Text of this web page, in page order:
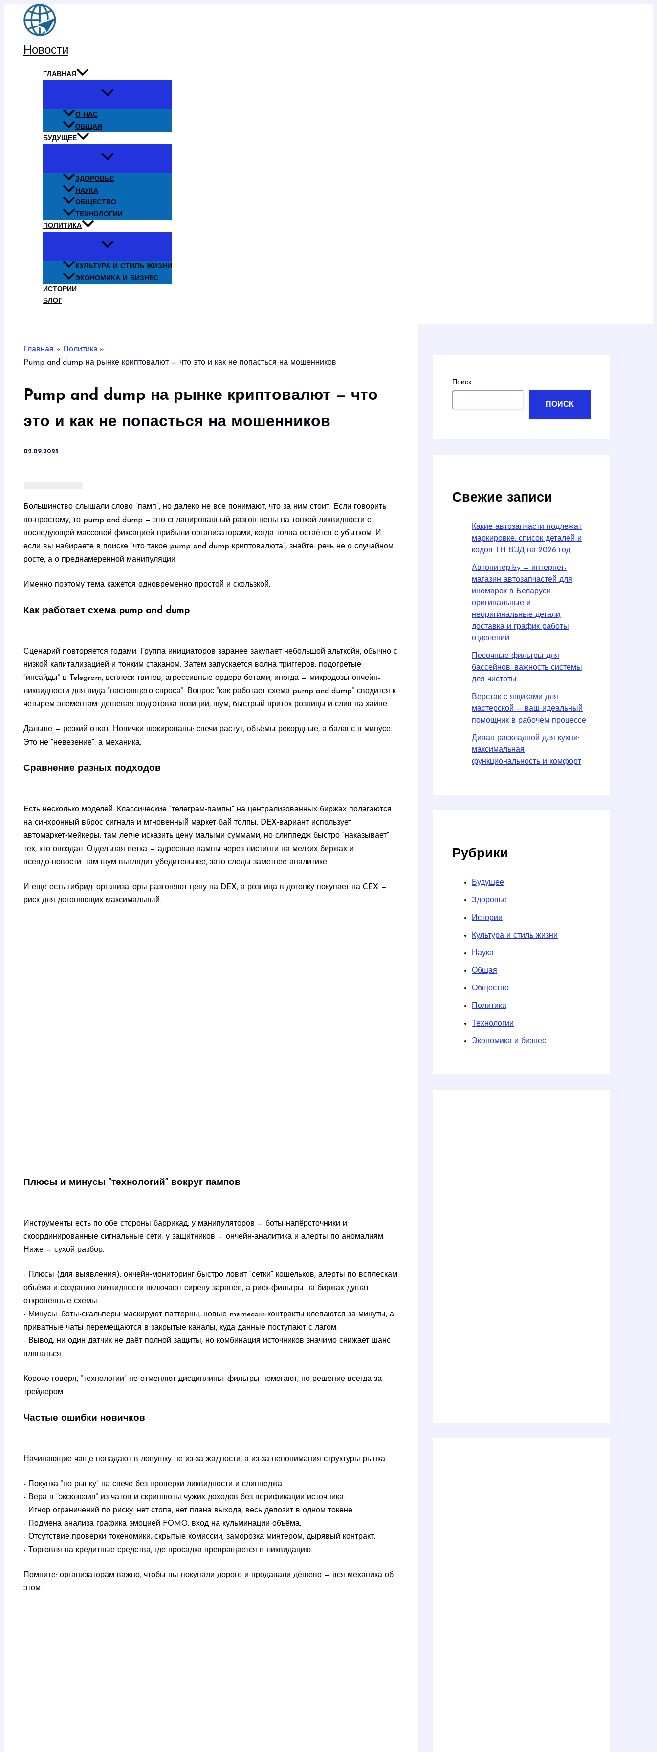
Перейти
содержимому
Новости
ГЛАВНАЯ
О НАС
ОБЩАЯ
БУДУЩЕЕ
ЗДОРОВЬЕ
НАУКА
ОБЩЕСТВО
ТЕХНОЛОГИИ
ПОЛИТИКА
КУЛЬТУРА И СТИЛЬ ЖИЗНИ
ЭКОНОМИКА И БИЗНЕС
ИСТОРИИ
БЛОГ
Главная
Политика
Pump and dump на рынке криптовалют — что это и как не попасться на мошенников
Pump and dump на рынке криптовалют — что
это и как не попасться на мошенников
02.09.2025
Большинство слышали слово “памп”, но далеко не все понимают, что за ним стоит. Если говорить
по‑простому, то pump and dump — это спланированный разгон цены на тонкой ликвидности с
последующей массовой фиксацией прибыли организаторами, когда толпа остаётся с убытком. И
если вы набираете в поиске “что такое pump and dump криптовалюта”, знайте: речь не о случайном
росте, а о преднамеренной манипуляции.
Именно поэтому тема кажется одновременно простой и скользкой.
Как работает схема pump and dump
Сценарий повторяется годами. Группа инициаторов заранее закупает небольшой альткойн, обычно с
низкой капитализацией и тонким стаканом. Затем запускается волна триггеров: подогретые
“инсайды” в Telegram, всплеск твитов, агрессивные ордера ботами, иногда — микродозы ончейн-
ликвидности для вида “настоящего спроса”. Вопрос “как работает схема pump and dump” сводится к
четырём элементам: дешевая подготовка позиций, шум, быстрый приток розницы и слив на хайпе.
Дальше — резкий откат. Новички шокированы: свечи растут, объёмы рекордные, а баланс в минусе.
Это не “невезение”, а механика.
Сравнение разных подходов
Есть несколько моделей. Классические “телеграм‑пампы” на централизованных биржах полагаются
на синхронный вброс сигнала и мгновенный маркет-бай толпы. DEX‑вариант использует
автомаркет‑мейкеры: там легче исказить цену малыми суммами, но слиппедж быстро “наказывает”
тех, кто опоздал. Отдельная ветка — адресные пампы через листинги на мелких биржах и
псевдо‑новости: там шум выглядит убедительнее, зато следы заметнее аналитике.
И ещё есть гибрид: организаторы разгоняют цену на DEX, а розница в догонку покупает на CEX —
риск для догоняющих максимальный.
Плюсы и минусы “технологий” вокруг пампов
Инструменты есть по обе стороны баррикад: у манипуляторов — боты-напёрсточники и
скоординированные сигнальные сети; у защитников — ончейн‑аналитика и алерты по аномалиям.
Ниже — сухой разбор.
- Плюсы (для выявления): ончейн‑мониторинг быстро ловит “сетки” кошельков, алерты по всплескам
объёма и созданию ликвидности включают сирену заранее, а риск‑фильтры на биржах душат
откровенные схемы.
- Минусы: боты-скальперы маскируют паттерны, новые memecoin‑контракты клепаются за минуты, а
приватные чаты перемещаются в закрытые каналы, куда данные поступают с лагом.
- Вывод: ни один датчик не даёт полной защиты, но комбинация источников значимо снижает шанс
вляпаться.
Короче говоря, “технологии” не отменяют дисциплины: фильтры помогают, но решение всегда за
трейдером.
Частые ошибки новичков
Начинающие чаще попадают в ловушку не из‑за жадности, а из‑за непонимания структуры рынка.
- Покупка “по рынку” на свече без проверки ликвидности и слиппеджа.
- Вера в “эксклюзив” из чатов и скриншоты чужих доходов без верификации источника.
- Игнор ограничений по риску: нет стопа, нет плана выхода, весь депозит в одном токене.
- Подмена анализа графика эмоцией FOMO: вход на кульминации объёма.
- Отсутствие проверки токеномики: скрытые комиссии, заморозка минтером, дырявый контракт.
- Торговля на кредитные средства, где просадка превращается в ликвидацию.
Помните: организаторам важно, чтобы вы покупали дорого и продавали дёшево — вся механика об
этом.
Поиск
ПОИСК
Свежие записи
Какие автозапчасти подлежат
маркировке: список деталей и
кодов ТН ВЭД на 2026 год
Автопитер.by — интернет-
магазин автозапчастей для
иномарок в Беларуси:
оригинальные и
неоригинальные детали,
доставка и график работы
отделений
Песочные фильтры для
бассейнов: важность системы
для чистоты
Верстак с ящиками для
мастерской — ваш идеальный
помощник в рабочем процессе
Диван раскладной для кухни:
максимальная
функциональность и комфорт
Рубрики
Будущее
Здоровье
Истории
Культура и стиль жизни
Наука
Общая
Общество
Политика
Технологии
Экономика и бизнес